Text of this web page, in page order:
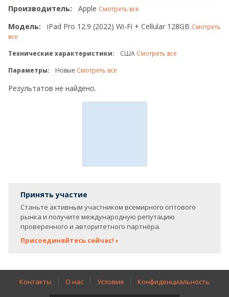
Производитель: Apple Смотреть все
Модель: iPad Pro 12.9 (2022) Wi-Fi + Cellular 128GB Смотреть
все
Технические характеристики:
США Смотреть все
Параметры:
Новые Смотреть все
Результатов не найдено.
Принять участие
Станьте активным участником всемирного оптового
рынка и получите международную репутацию
проверенного и авторитетного партнёра.
Присоединяйтесь сейчас!
Контакты О нас Условия Конфиденциальность